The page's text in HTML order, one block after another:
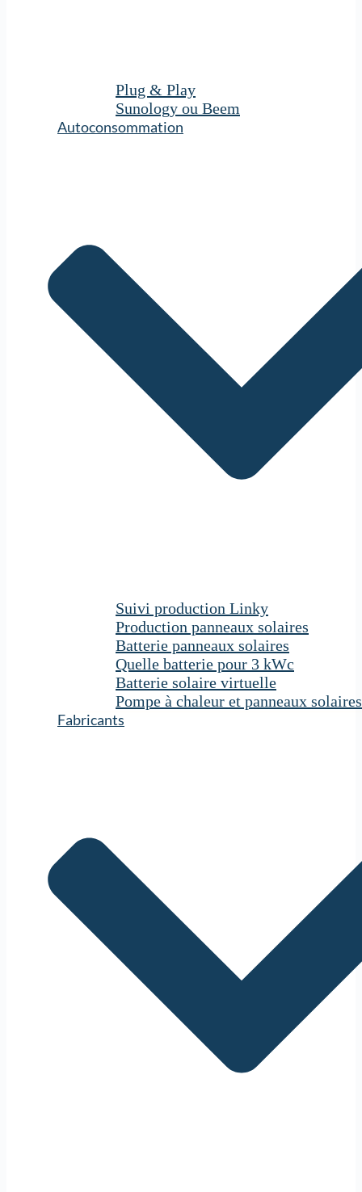
Plug & Play
Sunology ou Beem
Autoconsommation
Suivi production Linky
Production panneaux solaires
Batterie panneaux solaires
Quelle batterie pour 3 kWc
Batterie solaire virtuelle
Pompe à chaleur et panneaux solaires
Fabricants